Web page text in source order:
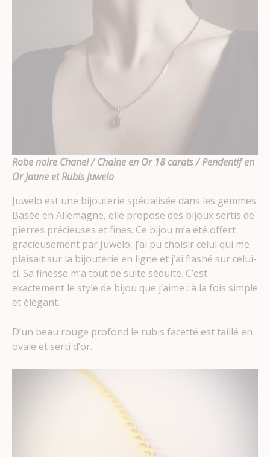
Robe noire Chanel / Chaine en Or 18 carats / Pendentif en
Or Jaune et Rubis Juwelo
Juwelo est une bijouterie spécialisée dans les gemmes.
Basée en Allemagne, elle propose des bijoux sertis de
pierres précieuses et fines. Ce bijou m’a été offert
gracieusement par Juwelo, j’ai pu choisir celui qui me
plaisait sur la bijouterie en ligne et j’ai flashé sur celui-
ci. Sa finesse m’a tout de suite séduite. C’est
exactement le style de bijou que j’aime : à la fois simple
et élégant.
D’un beau rouge profond le rubis facetté est taillé en
ovale et serti d’or.